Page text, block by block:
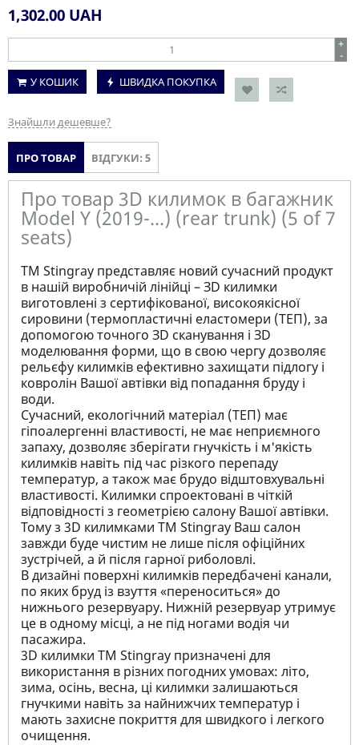
1,302.00 UAH
+
-
У КОШИК
ШВИДКА ПОКУПКА
Знайшли дешевше?
ПРО ТОВАР ВІДГУКИ: 5
Про товар 3D килимок в багажник
Model Y (2019-...) (rear trunk) (5 of 7
seats)
ТМ Stingray представляє новий сучасний продукт
в нашій виробничій лінійці – ЗD килимки
виготовлені з сертифікованої, високоякісної
сировини (термопластичні еластомери (ТЕП), за
допомогою точного ЗD сканування і ЗD
моделювання форми, що в свою чергу дозволяє
рельєфу килимків ефективно захищати підлогу і
ковролін Вашої автівки від попадання бруду і
води.
Сучасний, екологічний матеріал (ТЕП) має
гіпоалергенні властивості, не має неприємного
запаху, дозволяє зберігати гнучкість і м'якість
килимків навіть під час різкого перепаду
температур, а також має брудо відштовхувальні
властивості. Килимки спроектовані в чіткій
відповідності з геометрією салону Вашої автівки.
Тому з 3D килимками TM Stingray Ваш салон
завжди буде чистим не лише після офіційних
зустрічей, а й після гарної риболовлі.
В дизайні поверхні килимків передбачені канали,
по яких бруд із взуття «переноситься» до
нижнього резервуару. Нижній резервуар утримує
це в одному місці, а не під ногами водія чи
пасажира.
3D килимки TM Stingray призначені для
використання в різних погодних умовах: літо,
зима, осінь, весна, ці килимки залишаються
гнучкими навіть за найнижчих температур і
мають захисне покриття для швидкого і легкого
очищення.